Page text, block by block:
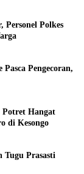
Personel Polkes
Pengecoran,
Potret Hangat
di Kesongo
Tugu Prasasti